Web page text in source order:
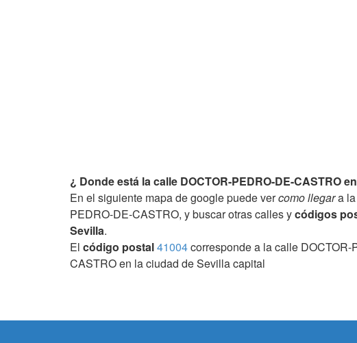
¿ Donde está la calle DOCTOR-PEDRO-DE-CASTRO
En el siguiente mapa de google puede vercomo llegara la
PEDRO-DE-CASTRO, y buscar otras calles ycódigos
Sevilla.
El código postal41004corresponde a la calle DOCTOR-
CASTRO en la ciudad de Sevilla capital